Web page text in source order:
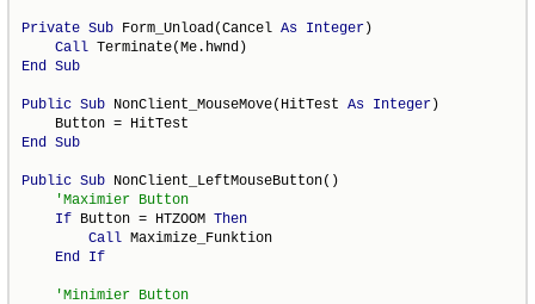
Private Sub Form_Unload(Cancel As Integer)
Call
End Sub
Public Sub NonClient_MouseMove(HitTest As Integer)
End Sub
Public Sub NonClient_LeftMouseButton()
If Button = HTZOOM Then
Call Maximize_Funktion
End
If